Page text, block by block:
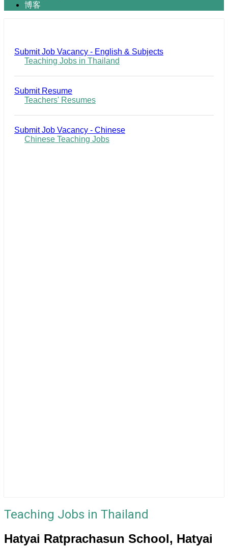
博客
Submit Job Vacancy - English & Subjects
Teaching Jobs in Thailand
Submit Resume
Teachers' Resumes
Submit Job Vacancy - Chinese
Chinese Teaching Jobs
Teaching Jobs in Thailand
Hatyai Ratprachasun School, Hatyai